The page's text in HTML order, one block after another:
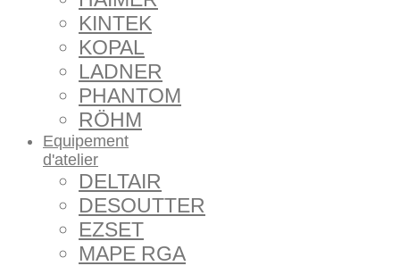
KINTEK
KOPAL
LADNER
PHANTOM
RÖHM
Equipement
d'atelier
DELTAIR
DESOUTTER
EZSET
MAPE RGA